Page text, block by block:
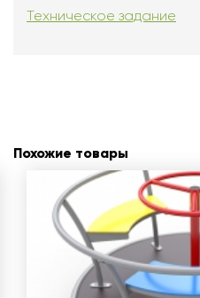
Техническое задание
Похожие товары